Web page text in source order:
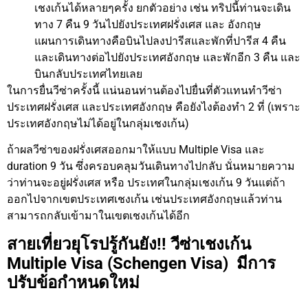
เชงเก้นได้หลายๆครั้ง ยกตัวอย่าง เช่น ทริปนี้ท่านจะเดิน
ทาง 7 คืน 9 วันไปยังประเทศฝรั่งเศส และ อังกฤษ
แผนการเดินทางคือบินไปลงปารีสและพักที่ปารีส 4 คืน
และเดินทางต่อไปยังประเทศอังกฤษ และพักอีก 3 คืน และ
บินกลับประเทศไทยเลย
ในการยื่นวีซ่าครั้งนี้ แน่นอนท่านต้องไปยื่นที่ตัวแทนทำวีซ่า
ประเทศฝรั่งเศส และประเทศอังกฤษ คือยังไงต้องทำ 2 ที่ (เพราะ
ประเทศอังกฤษไม่ได้อยู่ในกลุ่มเชงเก้น)
ถ้าผลวีซ่าของฝรั่งเศสออกมาให้แบบ Multiple Visa และ
duration 9 วัน ซึ่งครอบคลุมวันเดินทางไปกลับ นั่นหมายความ
ว่าท่านจะอยู่ฝรั่งเศส หรือ ประเทศในกลุ่มเชงเก้น 9 วันแต่ถ้า
ออกไปจากเขตประเทศเชงเก้น เช่นประเทศอังกฤษแล้วท่าน
สามารถกลับเข้ามาในเขตเชงเก้นได้อีก
สายเที่ยวยุโรปรู้กันยัง!! วีซ่าเชงเก้น
Multiple Visa (Schengen Visa) มีการ
ปรับข้อกำหนดใหม่